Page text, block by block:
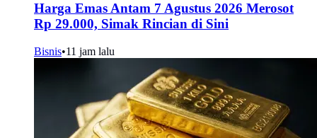
Harga Emas Antam 7 Agustus 2026 Merosot
Rp 29.000, Simak Rincian di Sini
Bisnis•11 jam lalu